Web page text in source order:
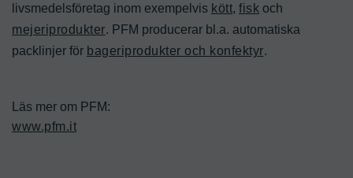
livsmedelsföretag inom exempelvis kött, fisk och
mejeriprodukter. PFM producerar bl.a. automatiska
packlinjer för bageriprodukter och konfektyr.
www.pfm.it